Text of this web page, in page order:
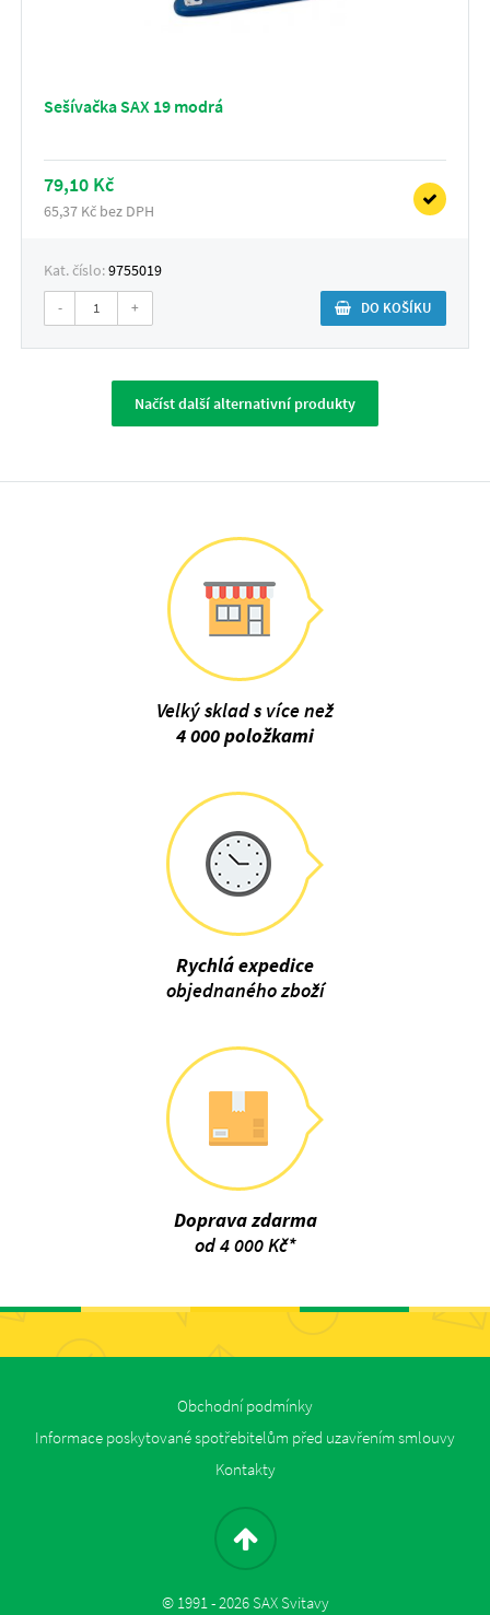
Sešívačka SAX 19 modrá
79,10 Kč
65,37 Kč bez DPH
Kat. číslo:9755019
- + DO KOŠÍKU
Načíst další alternativní produkty
Velký sklad s více než
4 000 položkami
Rychlá expedice
objednaného zboží
Doprava zdarma
od 4 000 Kč*
Obchodní podmínky
Informace poskytované spotřebitelům před uzavřením smlouvy
Kontakty
© 1991 - 2026 SAX Svitavy